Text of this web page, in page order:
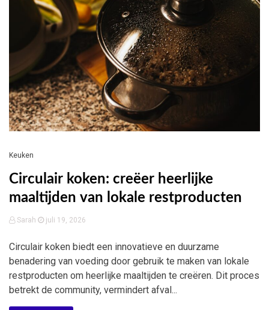
Keuken
Circulair koken: creëer heerlijke
maaltijden van lokale restproducten
Sarah juli 19, 2026
Circulair koken biedt een innovatieve en duurzame
benadering van voeding door gebruik te maken van lokale
restproducten om heerlijke maaltijden te creëren. Dit proces
betrekt de community, vermindert afval...